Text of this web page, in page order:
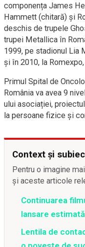
componența James
Hammett (chitară) și
deschis de trupele
trupei Metallica în
1999, pe stadionul Lia
și în 2010, la
Primul Spital de
România va avea 9
ului asociației,
la persoane fizice și
Context și
Pentru o imagine
și aceste articole
Continuarea
lansare
Lentila de